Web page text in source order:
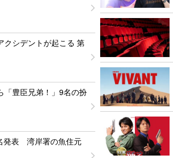
クシデントが起こる 第
「豊臣兄弟！」9名の扮
発表 湾岸署の魚住元